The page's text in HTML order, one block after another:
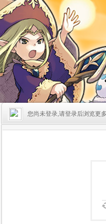
您尚未登录,请登录后浏览更